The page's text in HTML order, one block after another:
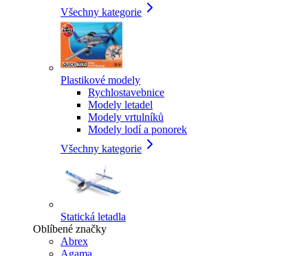
Všechny kategorie
Plastikové modely
Rychlostavebnice
Modely letadel
Modely vrtulníků
Modely lodí a ponorek
Všechny kategorie
Statická letadla
Oblíbené značky
Abrex